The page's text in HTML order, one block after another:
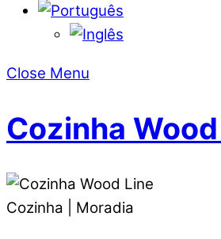
Close Menu
Cozinha
Cozinha | Moradia